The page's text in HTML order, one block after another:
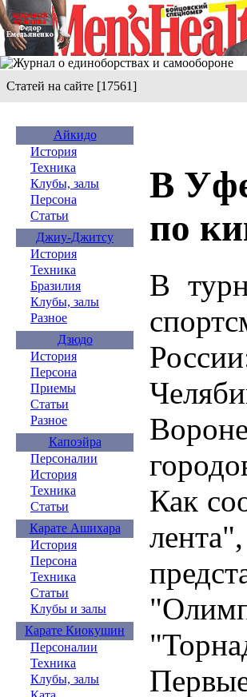
Статей на сайте [17561]
Айкидо
История
Техника
Клубы, залы
Персона
Статьи
Джиу-Джитсу
История
Техника
Бразилия
Клубы, залы
Разное
Дзюдо
История
Персона
Приемы
Статьи
Разное
Капоэйра
Персоналии
История
Техника
Статьи
Карате Ашихара
История
Персона
Техника
Статьи
Клубы и залы
Карате Киокушин
Персоналии
Техника
Клубы, залы
В
по
В
Как